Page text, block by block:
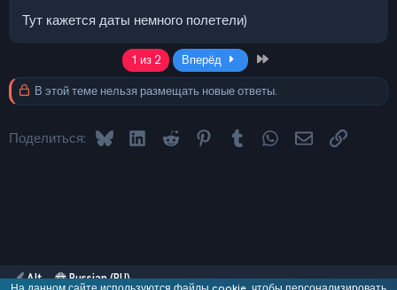
Тут кажется даты немного полетели)
1 из 2 Вперёд
В этой теме нельзя размещать новые ответы.
Поделиться: Bluesky LinkedInReddit PinterestTumblr WhatsApp
Электронная
Ссылка
Alt Russian (RU)